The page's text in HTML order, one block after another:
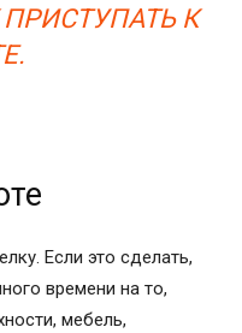
К
Если это сделать,
времени на то,
мебель,